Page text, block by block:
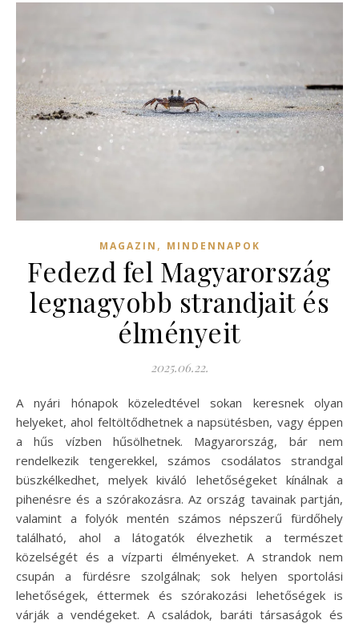
MAGAZIN , MINDENNAPOK
Fedezd fel Magyarország
legnagyobb strandjait és
élményeit
2025.06.22.
A nyári hónapok közeledtével sokan keresnek olyan
helyeket, ahol feltöltődhetnek a napsütésben, vagy éppen
a hűs vízben hűsölhetnek. Magyarország, bár nem
rendelkezik tengerekkel, számos csodálatos strandgal
büszkélkedhet, melyek kiváló lehetőségeket kínálnak a
pihenésre és a szórakozásra. Az ország tavainak partján,
valamint a folyók mentén számos népszerű fürdőhely
található, ahol a látogatók élvezhetik a természet
közelségét és a vízparti élményeket. A strandok nem
csupán a fürdésre szolgálnak; sok helyen sportolási
lehetőségek, éttermek és szórakozási lehetőségek is
várják a vendégeket. A családok, baráti társaságok és